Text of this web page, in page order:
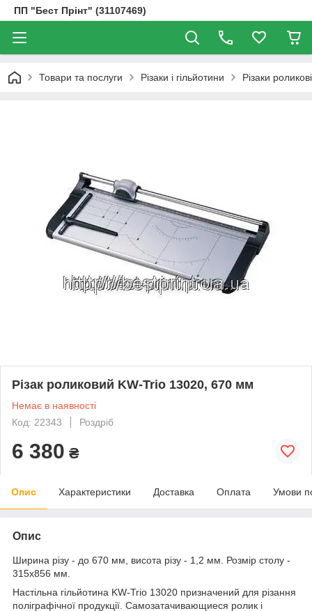
ПП "Бест Прінт" (31107469)
Товари та послуги Різаки і гільйотини Різаки роликові
Різак роликовий KW-Trio 13020, 670 мм
Немає в наявності
Код: 22343
Роздріб
6 380 ₴
Опис Характеристики Доставка Оплата Умови
Опис
Ширина різу - до 670 мм, висота різу - 1,2 мм. Розмір столу -
315х856 мм.
Настільна гільйотина KW-Trio 13020 призначений для різання
поліграфічної продукції. Самозатачивающиеся ролик і